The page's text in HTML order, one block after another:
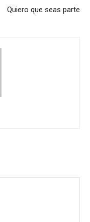
Quiero que seas parte